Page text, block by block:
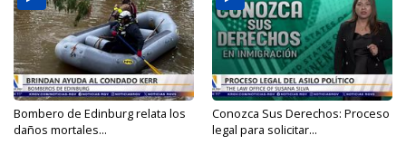
Bombero de Edinburg relata los
daños mortales...
Conozca Sus Derechos: Proceso
legal para solicitar...